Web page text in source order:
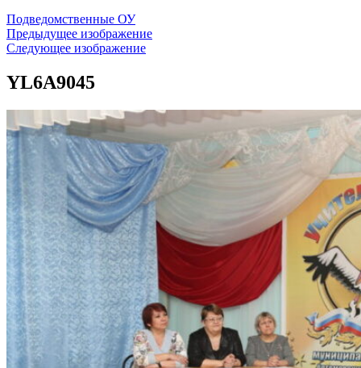
Подведомственные ОУ
Предыдущее изображение
Следующее изображение
YL6A9045